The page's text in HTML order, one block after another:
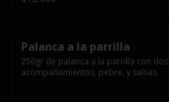
Palanca a la parrilla
250gr de palanca a la parrilla con dos
acompañamientos, pebre, y salsas.